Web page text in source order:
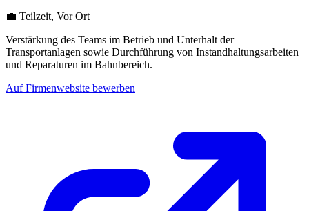
💼 Teilzeit, Vor Ort
Verstärkung des Teams im Betrieb und Unterhalt der
Transportanlagen sowie Durchführung von Instandhaltungsarbeiten
und Reparaturen im Bahnbereich.
Auf Firmenwebsite bewerben